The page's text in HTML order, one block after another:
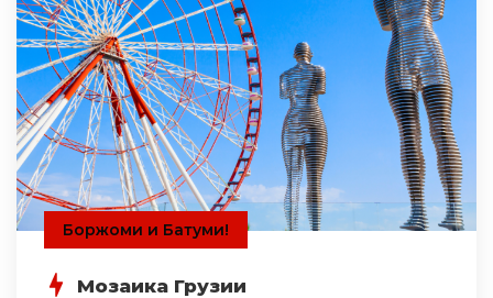
Боржоми и Батуми!
Мозаика Грузии